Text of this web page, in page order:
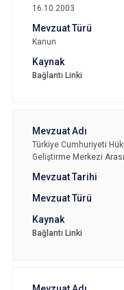
16.10.2003
Kanun
Bağlantı Linki
Türkiye Cumhuriyeti
Geliştirme Merkezi
Bağlantı Linki